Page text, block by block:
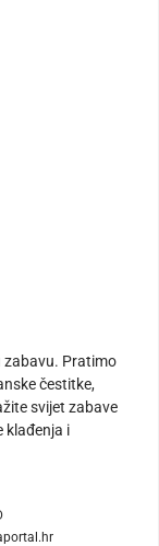
zabavu. Pratimo
čestitke,
svijet zabave
klađenja i